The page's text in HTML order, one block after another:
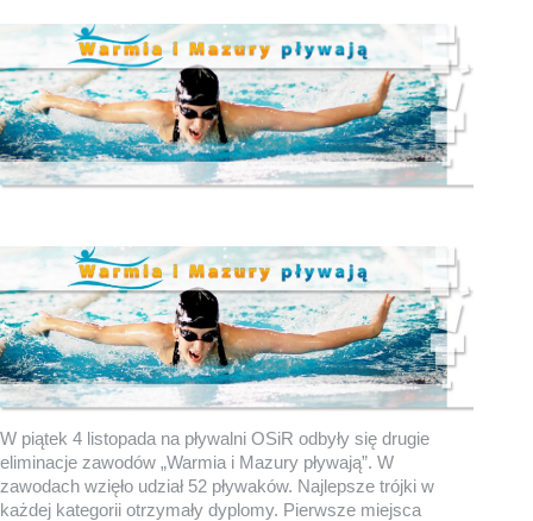
W piątek 4 listopada na pływalni OSiR odbyły się drugie
eliminacje zawodów „Warmia i Mazury pływają”. W
zawodach wzięło udział 52 pływaków. Najlepsze trójki w
każdej kategorii otrzymały dyplomy. Pierwsze miejsca